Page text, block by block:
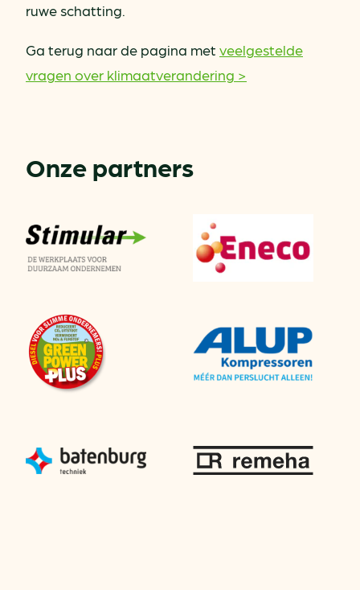
ruwe schatting.
Ga terug naar de pagina met veelgestelde
vragen over klimaatverandering >
Onze partners